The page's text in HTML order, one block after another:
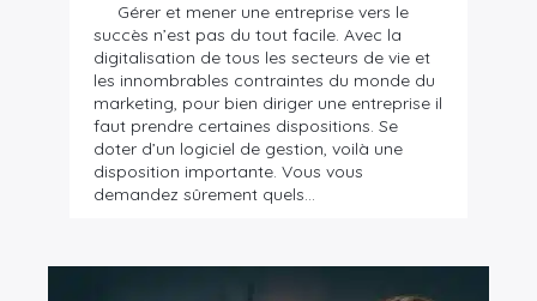
Gérer et mener une entreprise vers le
succès n’est pas du tout facile. Avec la
digitalisation de tous les secteurs de vie et
les innombrables contraintes du monde du
marketing, pour bien diriger une entreprise il
faut prendre certaines dispositions. Se
doter d’un logiciel de gestion, voilà une
disposition importante. Vous vous
demandez sûrement quels…